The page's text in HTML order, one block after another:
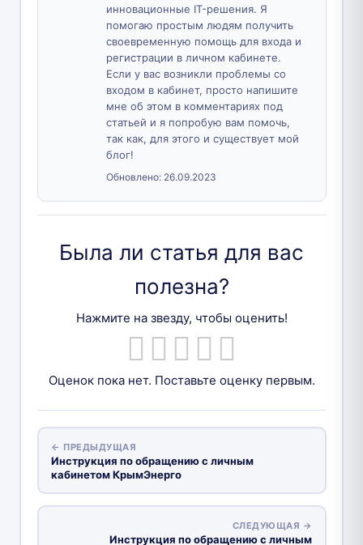
инновационные IT-решения. Я
помогаю простым людям получить
своевременную помощь для входа и
регистрации в личном кабинете.
Если у вас возникли проблемы со
входом в кабинет, просто напишите
мне об этом в комментариях под
статьей и я попробую вам помочь,
так как, для этого и существует мой
блог!
Обновлено: 26.09.2023
Была ли статья для вас
полезна?
Нажмите на звезду, чтобы оценить!
Оценок пока нет. Поставьте оценку первым.
← ПРЕДЫДУЩАЯ
Инструкция по обращению с личным
кабинетом КрымЭнерго
СЛЕДУЮЩАЯ →
Инструкция по обращению с личным